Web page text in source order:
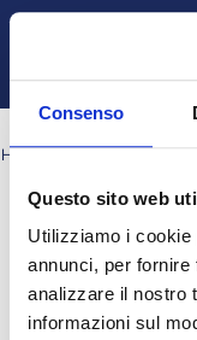
Consenso
Questo sito web
Utilizziamo i
annunci, per
analizzare il nostro
informazioni sul
Vai al contenuto
Pannello laterale
HOME PAGINE DEL SITO
Blocchi
Blocchi
Blocchi
Blocchi
ch11_q18
Nessun risultato per